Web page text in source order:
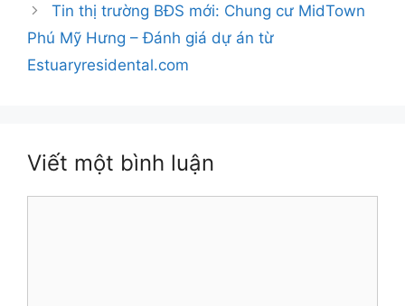
viết
Tin thị trường BĐS mới: Chung cư MidTown
Phú Mỹ Hưng – Đánh giá dự án từ
Estuaryresidental.com
Viết một bình luận